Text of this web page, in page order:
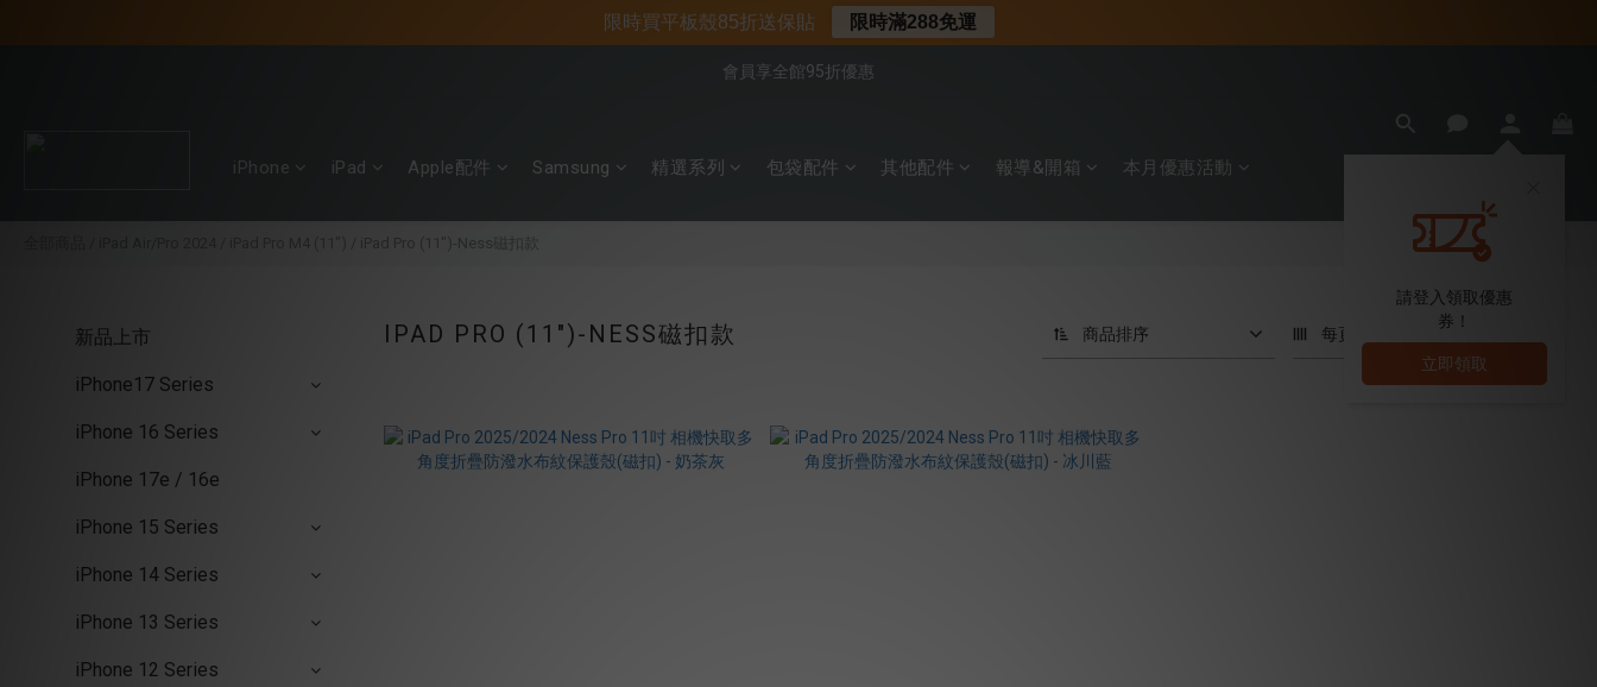
📍新客首購現折$50｜加入會員立即領取
📌年中下殺 手機殼3折起
會員享全館95折優惠
請登入領取優惠
券！
立即領取
iPhone iPad Apple配件 Samsung 精選系列 包袋配件 其他配件 報導&開箱 本月優惠活動
iPad Pro (11")-Ness磁扣款
新品上市
iPhone17 Series
iPhone 16 Series
iPhone 17e / 16e
iPhone 15 Series
iPhone 14 Series
iPhone 13 Series
iPhone 12 Series
IPAD PRO (11")-NESS磁扣款 商品排序 每頁顯示 24 個
限時買平板殼85折送保貼 限時滿288免運